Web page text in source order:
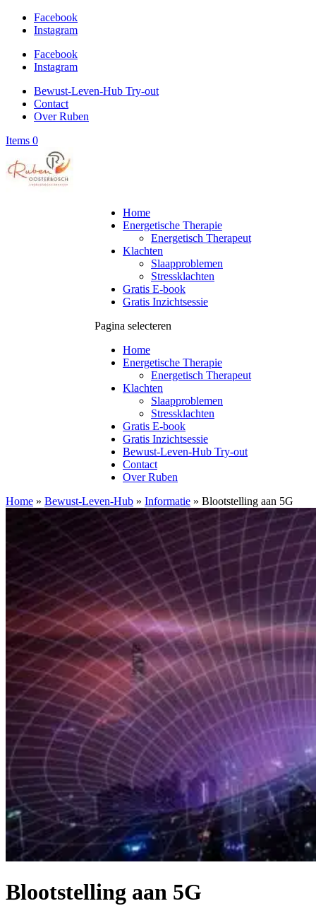
Facebook
Instagram
Facebook
Instagram
Bewust-Leven-Hub Try-out
Contact
Over Ruben
Items 0
Home
Energetische Therapie
Energetisch Therapeut
Klachten
Slaapproblemen
Stressklachten
Gratis E-book
Gratis Inzichtsessie
Pagina selecteren
Home
Energetische Therapie
Energetisch Therapeut
Klachten
Slaapproblemen
Stressklachten
Gratis E-book
Gratis Inzichtsessie
Bewust-Leven-Hub Try-out
Contact
Over Ruben
Home » Bewust-Leven-Hub » Informatie » Blootstelling aan 5G
Blootstelling aan 5G